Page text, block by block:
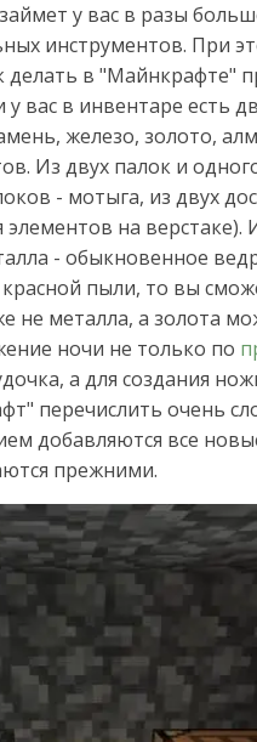
у вас в разы
инструментов. При
делать в "Майнкрафте"
вас в инвентаре есть
железо, золото,
Из двух палок и
- мотыга, из двух
на верстаке).
- обыкновенное
пыли, то вы
не металла, а золота
ночи не только по
а для создания
перечислить очень
добавляются все
прежними.